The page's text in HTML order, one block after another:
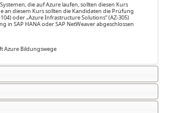
die auf Azure laufen, sollten diesen Kurs
an diesem Kurs sollten die Kandidaten die Prüfung
oder „Azure Infrastructure Solutions“ (AZ-305)
in SAP HANA oder SAP NetWeaver abgeschlossen
Azure Bildungswege